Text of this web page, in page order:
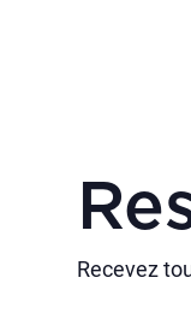
Recevez